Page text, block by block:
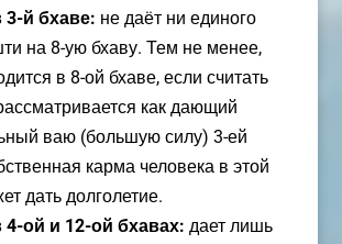
й бхаве: не даёт ни единого
на 8-ую бхаву. Тем не менее,
в 8-ой бхаве, если считать
как дающий
ваю (большую силу) 3-ей
карма человека в этой
дать долголетие.
ой и 12-ой бхавах: дает лишь